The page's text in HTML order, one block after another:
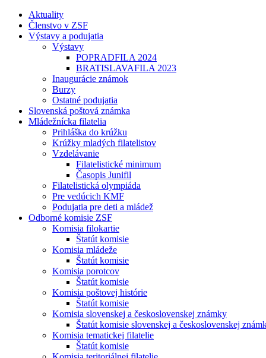
Aktuality
Členstvo v ZSF
Výstavy a podujatia
Výstavy
POPRADFILA 2024
BRATISLAVAFILA 2023
Inaugurácie známok
Burzy
Ostatné podujatia
Slovenská poštová známka
Mládežnícka filatelia
Prihláška do krúžku
Krúžky mladých filatelistov
Vzdelávanie
Filatelistické minimum
Časopis Junifil
Filatelistická olympiáda
Pre vedúcich KMF
Podujatia pre deti a mládež
Odborné komisie ZSF
Komisia filokartie
Štatút komisie
Komisia mládeže
Štatút komisie
Komisia porotcov
Štatút komisie
Komisia poštovej histórie
Štatút komisie
Komisia slovenskej a československej známky
Štatút komisie slovenskej a československej
Komisia tematickej filatelie
Štatút komisie